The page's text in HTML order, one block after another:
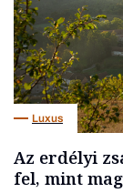
Luxus
Az erdélyi
fel, mint